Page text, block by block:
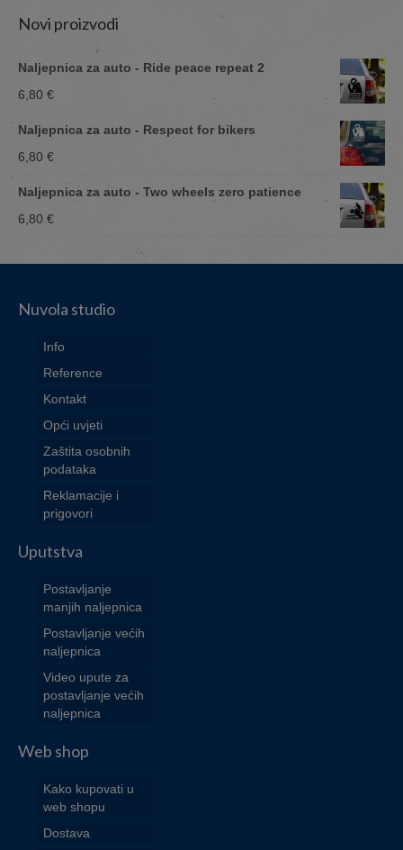
Novi proizvodi
Naljepnica za auto - Ride peace repeat 2
6,80 €
Naljepnica za auto - Respect for bikers
6,80 €
Naljepnica za auto - Two wheels zero patience
6,80 €
Nuvola studio
Info
Reference
Kontakt
Opći uvjeti
Zaštita osobnih
podataka
Reklamacije i
prigovori
Uputstva
Postavljanje
manjih naljepnica
Postavljanje većih
naljepnica
Video upute za
postavljanje većih
naljepnica
Web shop
Kako kupovati u
web shopu
Dostava